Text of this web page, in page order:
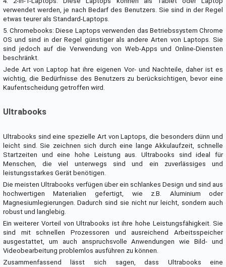
verwendet werden, je nach Bedarf des Benutzers. Sie sind in der Regel
etwas teurer als Standard-Laptops.
5. Chromebooks: Diese Laptops verwenden das Betriebssystem Chrome
OS und sind in der Regel günstiger als andere Arten von Laptops. Sie
sind jedoch auf die Verwendung von Web-Apps und Online-Diensten
beschränkt.
Jede Art von Laptop hat ihre eigenen Vor- und Nachteile, daher ist es
wichtig, die Bedürfnisse des Benutzers zu berücksichtigen, bevor eine
Kaufentscheidung getroffen wird.
Ultrabooks
Ultrabooks sind eine spezielle Art von Laptops, die besonders dünn und
leicht sind. Sie zeichnen sich durch eine lange Akkulaufzeit, schnelle
Startzeiten und eine hohe Leistung aus. Ultrabooks sind ideal für
Menschen, die viel unterwegs sind und ein zuverlässiges und
leistungsstarkes Gerät benötigen.
Die meisten Ultrabooks verfügen über ein schlankes Design und sind aus
hochwertigen Materialien gefertigt, wie z.B. Aluminium oder
Magnesiumlegierungen. Dadurch sind sie nicht nur leicht, sondern auch
robust und langlebig.
Ein weiterer Vorteil von Ultrabooks ist ihre hohe Leistungsfähigkeit. Sie
sind mit schnellen Prozessoren und ausreichend Arbeitsspeicher
ausgestattet, um auch anspruchsvolle Anwendungen wie Bild- und
Videobearbeitung problemlos ausführen zu können.
Zusammenfassend lässt sich sagen, dass Ultrabooks eine